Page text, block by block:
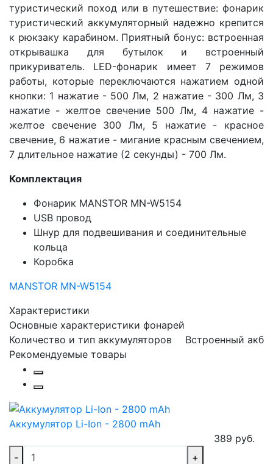
туристический поход или в путешествие: фонарик
туристический аккумуляторный надежно крепится
к рюкзаку карабином. Приятный бонус: встроенная
открывашка для бутылок и встроенный
прикуриватель. LED-фонарик имеет 7 режимов
работы, которые переключаются нажатием одной
кнопки: 1 нажатие - 500 Лм, 2 нажатие - 300 Лм, 3
нажатие - желтое свечение 500 Лм, 4 нажатие -
желтое свечение 300 Лм, 5 нажатие - красное
свечение, 6 нажатие - мигание красным свечением,
7 длительное нажатие (2 секунды) - 700 Лм.
Комплектация
Фонарик MANSTOR MN-W5154
USB провод
Шнур для подвешивания и соединительные
кольца
Коробка
MANSTOR MN-W5154
Характеристики
Основные характеристики фонарей
Количество и тип аккумуляторов
Встроенный акб
Рекомендуемые товары
Аккумулятор Li-Ion - 2800 mAh
389 руб.
-
+